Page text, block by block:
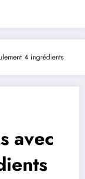
4 ingrédients
avec